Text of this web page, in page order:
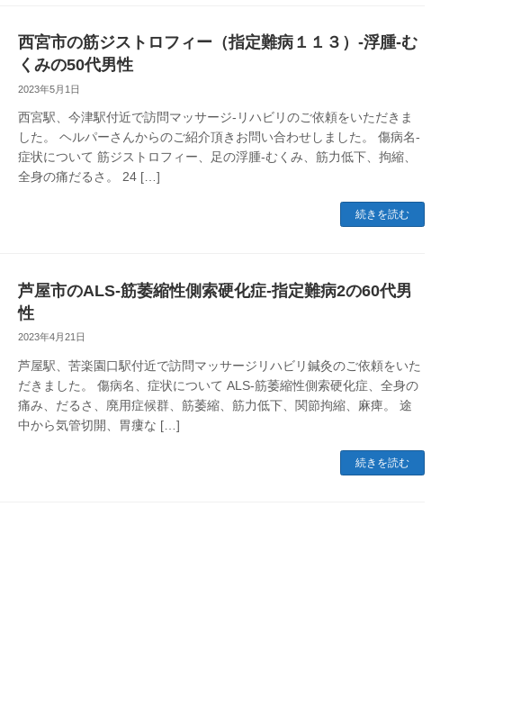
西宮市の筋ジストロフィー（指定難病１１３）-浮腫-む
くみの50代男性
2023年5月1日
西宮駅、今津駅付近で訪問マッサージ-リハビリのご依頼をいただきま
した。 ヘルパーさんからのご紹介頂きお問い合わせしました。 傷病名-
症状について 筋ジストロフィー、足の浮腫-むくみ、筋力低下、拘縮、
全身の痛だるさ。 24 […]
続きを読む
芦屋市のALS-筋萎縮性側索硬化症-指定難病2の60代男
性
2023年4月21日
芦屋駅、苦楽園口駅付近で訪問マッサージリハビリ鍼灸のご依頼をいた
だきました。 傷病名、症状について ALS-筋萎縮性側索硬化症、全身の
痛み、だるさ、廃用症候群、筋萎縮、筋力低下、関節拘縮、麻痺。 途
中から気管切開、胃瘻な […]
続きを読む